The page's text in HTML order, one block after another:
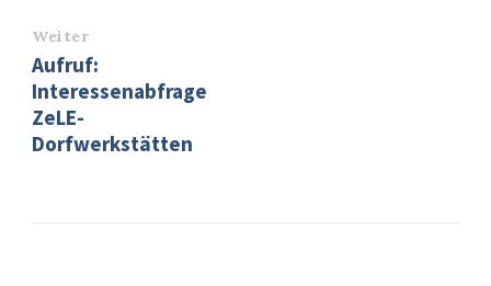
Weiter
Aufruf:
Interessenabfrage
ZeLE-
Dorfwerkstätten